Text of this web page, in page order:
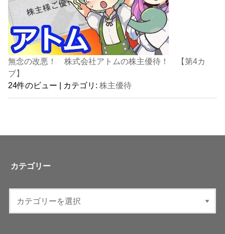
無念の改悪！ 株式会社アトムの株主優待！ 【第4カ
ブ】
24件のビュー
カテゴリ:株主優待
カテゴリー